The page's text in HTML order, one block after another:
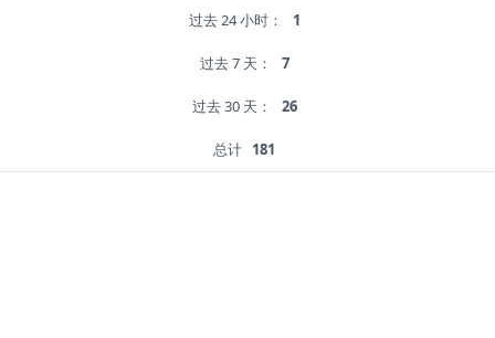
过去 24 小时： 1
过去 7 天： 7
过去 30 天： 26
总计 181